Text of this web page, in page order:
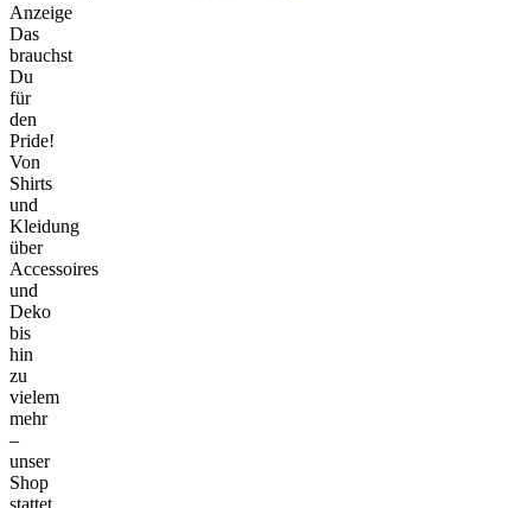
Anzeige
Das
brauchst
Du
für
den
Pride!
Von
Shirts
und
Kleidung
über
Accessoires
und
Deko
bis
hin
zu
vielem
mehr
–
unser
Shop
stattet